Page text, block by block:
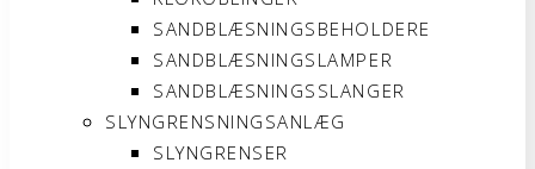
SANDBLÆSNINGSBEHOLDERE
SANDBLÆSNINGSLAMPER
SANDBLÆSNINGSSLANGER
SLYNGRENSNINGSANLÆG
SLYNGRENSER